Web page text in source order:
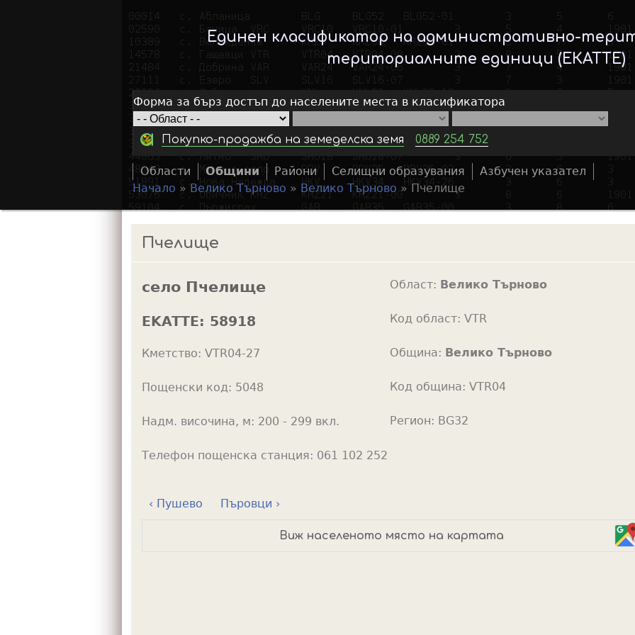
Skip
to
main
Единен класификатор на административно-
териториалните единици (ЕКАТТЕ)
Форма за бърз достъп до населените места в класификатора
Покупко-продажба на земеделска земя 0889 254 752
a
c
Области Общини Райони Селищни образувания Азбучен указател
o
Начало »Велико Търново » Велико Търново »Пчелище
Пчелище
село Пчелище
EKATTE: 58918
Кметство: VTR04-27
Пощенски код: 5048
Надм. височина, м: 200 - 299 вкл.
Област: Велико Търново
Код област: VTR
Община: Велико Търново
Код община: VTR04
Регион: BG32
Телефон пощенска станция: 061 102 252
‹ Пушево Пъровци ›
Виж населеното място на картата